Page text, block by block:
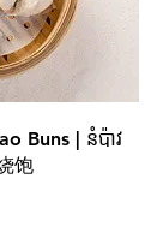
Buns | នំប៉ាវ
饱